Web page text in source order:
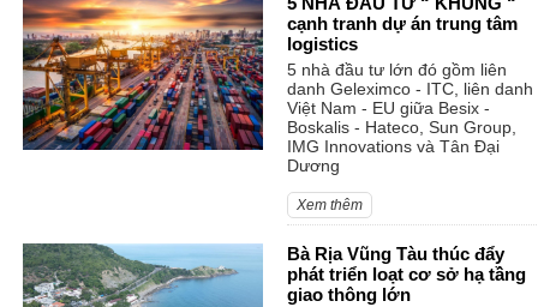
cạnh tranh dự án trung tâm
logistics
5 nhà đầu tư lớn đó gồm liên
danh Geleximco - ITC, liên danh
Việt Nam - EU giữa Besix -
Boskalis - Hateco, Sun Group,
IMG Innovations và Tân Đại
Dương
Xem thêm
Bà Rịa Vũng Tàu thúc đẩy
phát triển loạt cơ sở hạ tầng
giao thông lớn